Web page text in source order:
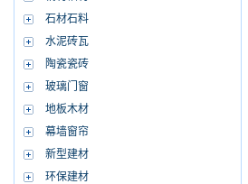
石材石料
水泥砖瓦
陶瓷瓷砖
玻璃门窗
地板木材
幕墙窗帘
新型建材
环保建材